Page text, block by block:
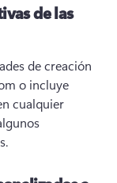
de las
de creación
o incluye
cualquier